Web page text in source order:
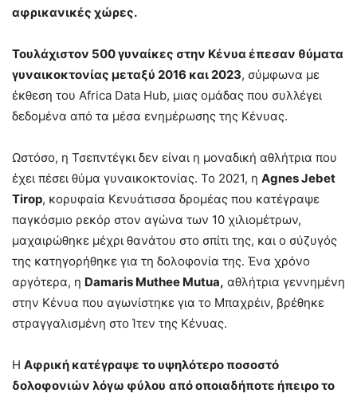
αφρικανικές χώρες.
Τουλάχιστον 500 γυναίκες στην Κένυα έπεσαν θύματα
γυναικοκτονίας μεταξύ 2016 και 2023, σύμφωνα με
έκθεση του Africa Data Hub, μιας ομάδας που συλλέγει
δεδομένα από τα μέσα ενημέρωσης της Κένυας.
Ωστόσο, η Τσεπντέγκι δεν είναι η μοναδική αθλήτρια που
έχει πέσει θύμα γυναικοκτονίας. Το 2021, η Agnes Jebet
Tirop, κορυφαία Κενυάτισσα δρομέας που κατέγραψε
παγκόσμιο ρεκόρ στον αγώνα των 10 χιλιομέτρων,
μαχαιρώθηκε μέχρι θανάτου στο σπίτι της, και ο σύζυγός
της κατηγορήθηκε για τη δολοφονία της. Ένα χρόνο
αργότερα, η Damaris Muthee Mutua, αθλήτρια γεννημένη
στην Κένυα που αγωνίστηκε για το Μπαχρέιν, βρέθηκε
στραγγαλισμένη στο Ίτεν της Κένυας.
Η Αφρική κατέγραψε το υψηλότερο ποσοστό
δολοφονιών λόγω φύλου από οποιαδήποτε ήπειρο το